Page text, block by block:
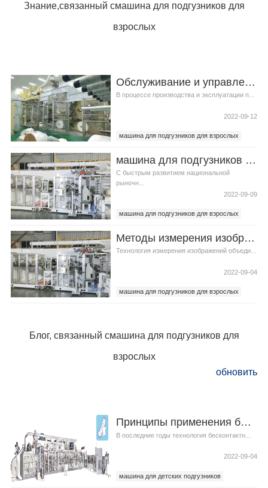
Знание,связанный смашина для подгузников для
взрослых
Обслуживание и управление машина для подгузников для взрослых
В процессе производства и эксплуатации п...
2022-09-12
машина для подгузников для взрослых
взрослых
машина для подгузников для взрослых исследование технического обслуживания
С быстрым развитием национальной
рыночн...
2022-09-09
машина для подгузников для взрослых
взрослых
Методы измерения изображений в машина для подгузников для взрослых
Технология измерения изображений объеди...
2022-09-04
машина для подгузников для взрослых
Блог, связанный смашина для подгузников для
взрослых
обновить
Принципы применения бесконтактных методов измерения на Полностью автоматическая машина для детских подгузников
В последние годы технология бесконтактн...
2022-09-04
машина для детских подгузников